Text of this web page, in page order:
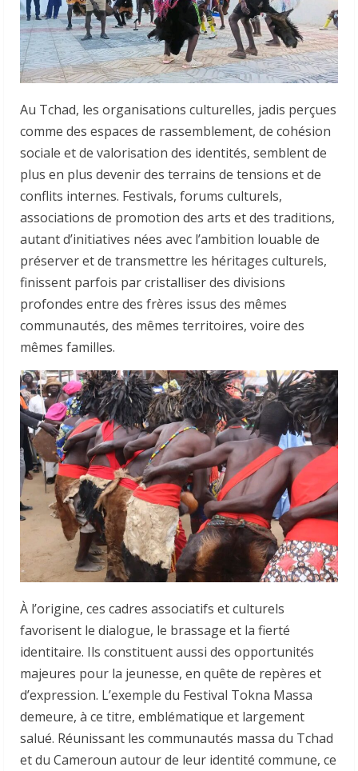
Au Tchad, les organisations culturelles, jadis perçues
comme des espaces de rassemblement, de cohésion
sociale et de valorisation des identités, semblent de
plus en plus devenir des terrains de tensions et de
conflits internes. Festivals, forums culturels,
associations de promotion des arts et des traditions,
autant d’initiatives nées avec l’ambition louable de
préserver et de transmettre les héritages culturels,
finissent parfois par cristalliser des divisions
profondes entre des frères issus des mêmes
communautés, des mêmes territoires, voire des
mêmes familles.
À l’origine, ces cadres associatifs et culturels
favorisent le dialogue, le brassage et la fierté
identitaire. Ils constituent aussi des opportunités
majeures pour la jeunesse, en quête de repères et
d’expression. L’exemple du Festival Tokna Massa
demeure, à ce titre, emblématique et largement
salué. Réunissant les communautés massa du Tchad
et du Cameroun autour de leur identité commune, ce